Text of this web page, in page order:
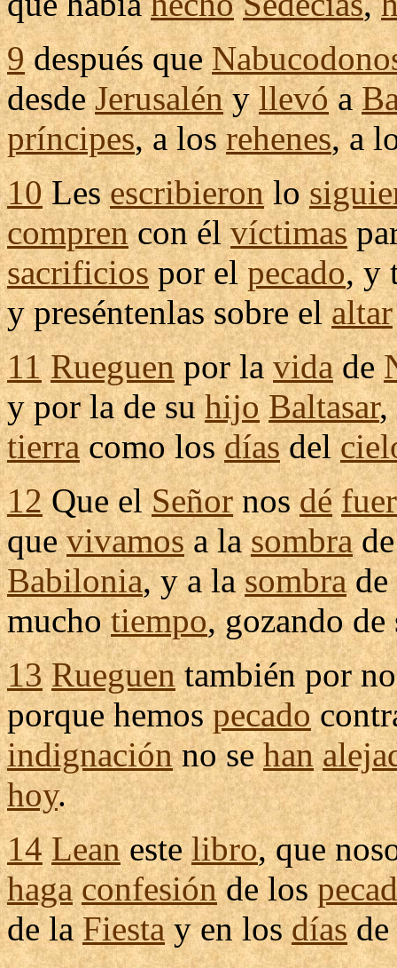
9después que
desdeJerusalényllevóa
príncipes, a losrehenes, a
10Lesescribieronlo
comprencon élvíctimas
sacrificiospor elpecado, y
ypreséntenlassobre elaltar
11 Rueguenpor lavidade
y por la de suhijo Baltasar,
tierracomo losdíasdel
12Que elSeñornosdé
quevivamosa lasombra
Babilonia, y a lasombrade
muchotiempo,gozandode
13 Rueguentambién por
porque hemospecado
indignaciónno sehan
hoy.
14 Leanestelibro, que
haga confesiónde los
de laFiestay en losdías